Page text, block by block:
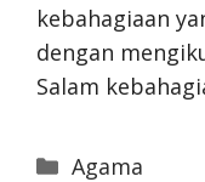
kebahagiaan
dengan
Salam
Categories
Agama